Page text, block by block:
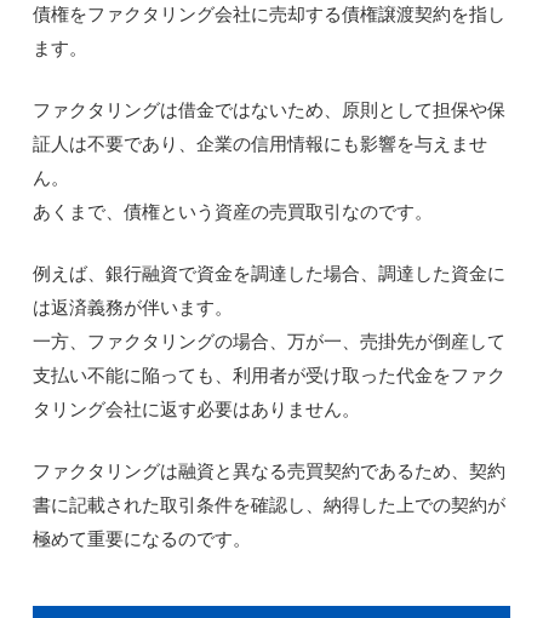
債権をファクタリング会社に売却する債権譲渡契約を指し
ます。
ファクタリングは借金ではないため、原則として担保や保
証人は不要であり、企業の信用情報にも影響を与えませ
ん。
あくまで、債権という資産の売買取引なのです。
例えば、銀行融資で資金を調達した場合、調達した資金に
は返済義務が伴います。
一方、ファクタリングの場合、万が一、売掛先が倒産して
支払い不能に陥っても、利用者が受け取った代金をファク
タリング会社に返す必要はありません。
ファクタリングは融資と異なる売買契約であるため、契約
書に記載された取引条件を確認し、納得した上での契約が
極めて重要になるのです。